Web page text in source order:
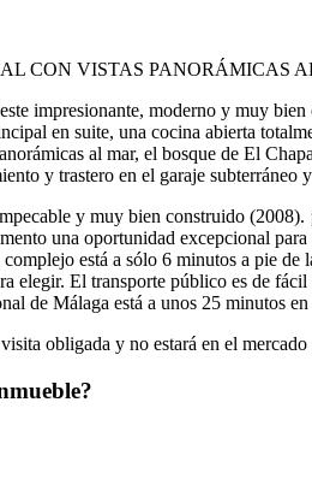
CON VISTAS
impresionante, moderno y muy
en suite, una cocina abierta
al mar, el bosque de El
y trastero en el garaje
y muy bien construido (2008).
una oportunidad excepcional
está a sólo 6 minutos a pie
elegir. El transporte público es de
de Málaga está a unos 25 minutos
obligada y no estará en el